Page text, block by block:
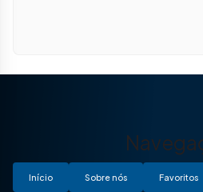
Início Sobre nós Favoritos